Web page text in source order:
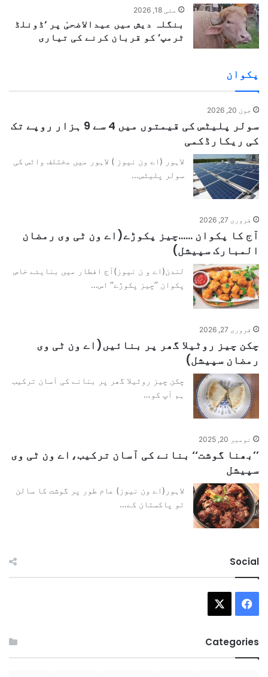
مئی 18, 2026
بنگلہ دیش میں عیدالاضحیٰ پر ‘ڈونلڈ
ٹرمپ’ کو قربان کرنے کی تیاری
پکوان
جون 20, 2026
سولر پلیٹس کی قیمتوں میں 4 سے 9 ہزار روپے تک
کی ریکارڈکمی
لاہور (اے ون نیوز ) لاہور میں مختلف واٹس کی
سولر پلیٹس…
فروری 27, 2026
آج کا پکوان ……چیز پکوڑے(اے ون ٹی وی رمضان
المبارک سپیشل)
لندن(اے و ن نیوز)آج افطار میں بنایئے خاص
پکوان ’’چیز پکوڑے‘‘ اس…
فروری 27, 2026
چکن چیز روٹیلا گھر پر بنائیں(اے ون ٹی وی
رمضان سپیشل)
چکن چیز روٹیلا گھر پر بنانے کی آسان ترکیب
ہم آپ کو…
نومبر 20, 2025
’’بھنا گوشت‘‘ بنانے کی آسان ترکیب،اے ون ٹی وی
سپیشل
لاہور(اے ون نیوز) عام طور پر گوشت کا سالن
تو پاکستان کے…
Social
Facebook
Categories